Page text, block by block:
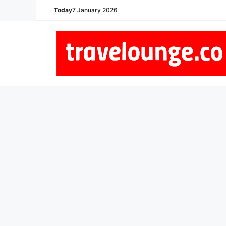
Today7 January 2026